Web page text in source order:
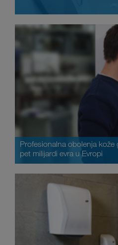
Profesionalna obolenja
pet milijardi evra u Evropi